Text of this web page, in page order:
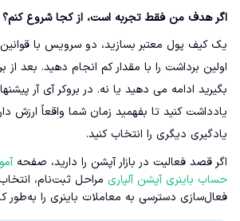
اگر هدف من فقط تجربه است، از کجا شروع کنم؟
یک کیف پول معتبر بسازید، دو سرویس با
اولین برداشت را با مقدار کم انجام دهید. بعد
بگیرید ادامه می دهید یا نه. در بروکر آی آر
یادداشت کنید تا بفهمید زمان شما واقعاً ارزش
یادگیری دیگری را انتخاب کنید.
اگر قصد فعالیت در بازار آپشن را دارید، صفحه
حساب باینری آپشن آلپاری مراحل ثبت‌نام،
فعال‌سازی دسترسی به معاملات باینری را